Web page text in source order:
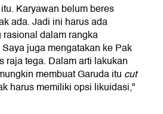
Karyawan belum beres
ada. Jadi ini harus ada
dalam rangka
juga mengatakan ke Pak
raja tega. Dalam arti lakukan
membuat Garuda itu cut
harus memiliki opsi likuidasi,"